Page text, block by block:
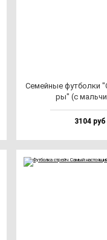
Семей­ные фут­бол­ки
ры" (с
3104 руб